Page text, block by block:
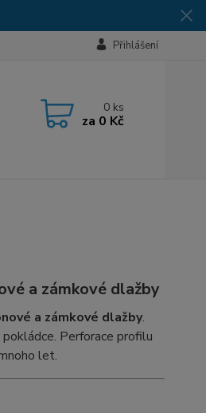
Přihlášení
0 ks
za 0 Kč
a zámkové dlažby
a zámkové dlažby.
Perforace profilu
let.